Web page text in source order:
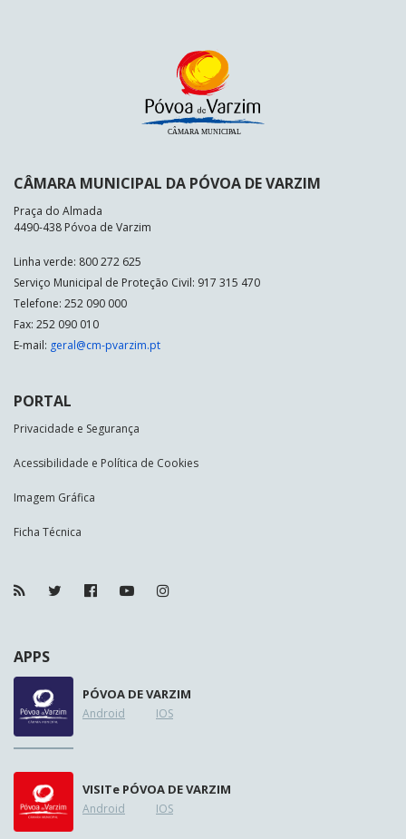
CÂMARA MUNICIPAL DA PÓVOA DE VARZIM
Praça do Almada
4490-438 Póvoa de Varzim
Linha verde: 800 272 625
Serviço Municipal de Proteção Civil: 917 315 470
Telefone: 252 090 000
Fax: 252 090 010
E-mail: geral@cm-pvarzim.pt
PORTAL
Privacidade e Segurança
Acessibilidade e Política de Cookies
Imagem Gráfica
Ficha Técnica
APPS
PÓVOA DE VARZIM
Android IOS
VISITe PÓVOA DE VARZIM
Android IOS